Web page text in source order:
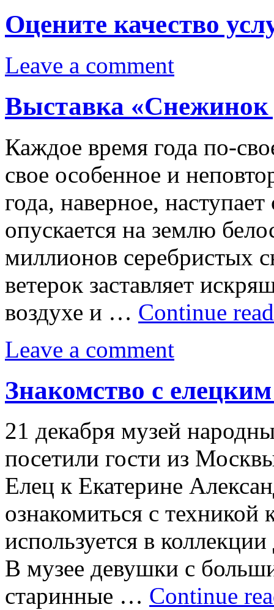
Оцените качество
Leave a comment
Выставка
Каждое время года по-
свое особенное и
года, наверное,
опускается на землю
миллионов
ветерок заставляет
воздухе и … Continue
Leave a comment
Знакомство с
21 декабря музей
посетили гости из
Елец к Екатерине
ознакомиться с техникой
используется в
В музее девушки с
старинные … Continue